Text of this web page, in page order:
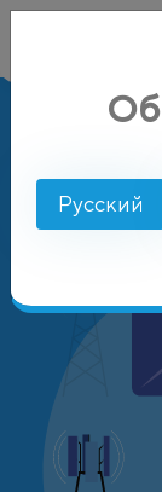
Русский